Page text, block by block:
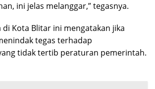
ini jelas melanggar,” tegasnya.
Kota Blitar ini mengatakan jika
tegas terhadap
tidak tertib peraturan pemerintah.